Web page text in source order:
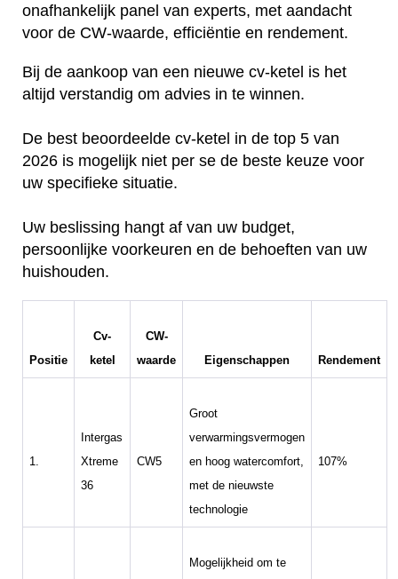
onafhankelijk panel van experts, met aandacht
voor de CW-waarde, efficiëntie en rendement.
Bij de aankoop van een nieuwe cv-ketel is het
altijd verstandig om advies in te winnen.
De best beoordeelde cv-ketel in de top 5 van
2026 is mogelijk niet per se de beste keuze voor
uw specifieke situatie.
Uw beslissing hangt af van uw budget,
persoonlijke voorkeuren en de behoeften van uw
huishouden.
Positie
Cv-
ketel
CW-
waarde
Eigenschappen Rendement
1.
Intergas
Xtreme
36
CW5
Groot
verwarmingsvermogen
en hoog watercomfort,
met de nieuwste
technologie
107%
Mogelijkheid om te